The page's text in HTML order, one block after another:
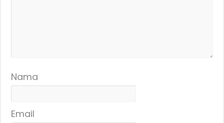
Nama
Email